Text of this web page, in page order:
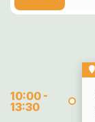
10:00 -
13:30